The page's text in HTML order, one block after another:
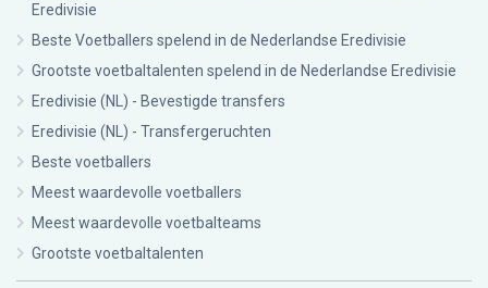
Eredivisie
Beste Voetballers spelend in de Nederlandse Eredivisie
Grootste voetbaltalenten spelend in de Nederlandse Eredivisie
Eredivisie (NL) - Bevestigde transfers
Eredivisie (NL) - Transfergeruchten
Beste voetballers
Meest waardevolle voetballers
Meest waardevolle voetbalteams
Grootste voetbaltalenten